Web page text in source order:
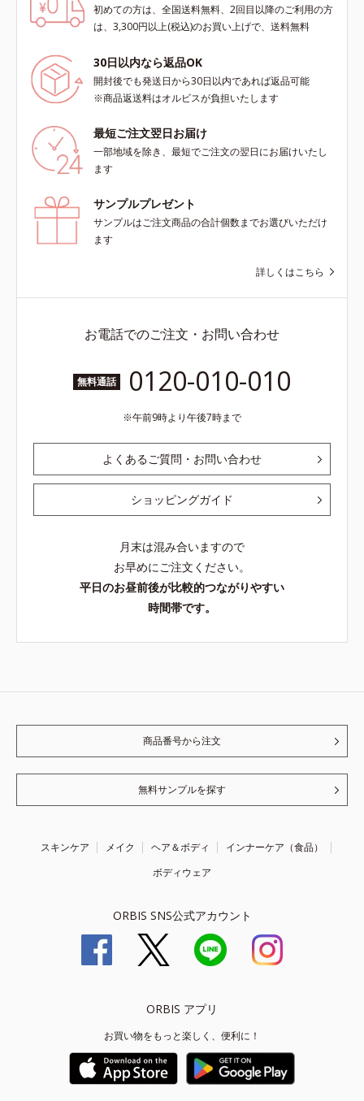
初めての方は、全国送料無料、2回目以降のご利用の方
は、3,300円以上(税込)のお買い上げで、送料無料
30日以内なら返品OK
開封後でも発送日から30日以内であれば返品可能
※商品返送料はオルビスが負担いたします
最短ご注文翌日お届け
一部地域を除き、最短でご注文の翌日にお届けいたし
ます
サンプルプレゼント
サンプルはご注文商品の合計個数までお選びいただけ
ます
詳しくはこちら
お電話でのご注文・お問い合わせ
無料通話 0120-010-010
午前9時より午後7時まで
よくあるご質問・お問い合わせ
ショッピングガイド
月末は混み合いますので
お早めにご注文ください。
平日のお昼前後が比較的つながりやすい
時間帯です。
商品番号から注文
無料サンプルを探す
スキンケア メイク ヘア＆ボディ
インナーケア（食品）
ボディウェア
ORBIS SNS公式アカウント
ORBIS アプリ
お買い物をもっと楽しく、便利に！